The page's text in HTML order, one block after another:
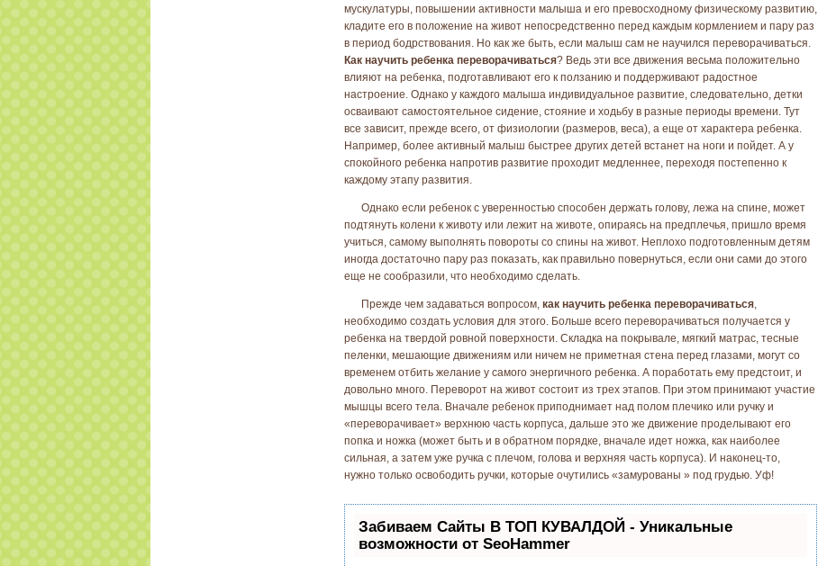
мускулатуры, повышении активности малыша и его превосходному физическому развитию,
кладите его в положение на живот непосредственно перед каждым кормлением и пару раз
в период бодрствования. Но как же быть, если малыш сам не научился переворачиваться.
Как научить ребенка переворачиваться? Ведь эти все движения весьма положительно
влияют на ребенка, подготавливают его к ползанию и поддерживают радостное
настроение. Однако у каждого малыша индивидуальное развитие, следовательно, детки
осваивают самостоятельное сидение, стояние и ходьбу в разные периоды времени. Тут
все зависит, прежде всего, от физиологии (размеров, веса), а еще от характера ребенка.
Например, более активный малыш быстрее других детей встанет на ноги и пойдет. А у
спокойного ребенка напротив развитие проходит медленнее, переходя постепенно к
каждому этапу развития.
Однако если ребенок с уверенностью способен держать голову, лежа на спине, может
подтянуть колени к животу или лежит на животе, опираясь на предплечья, пришло время
учиться, самому выполнять повороты со спины на живот. Неплохо подготовленным детям
иногда достаточно пару раз показать, как правильно повернуться, если они сами до этого
еще не сообразили, что необходимо сделать.
Прежде чем задаваться вопросом,как научить ребенка переворачиваться,
необходимо создать условия для этого. Больше всего переворачиваться получается у
ребенка на твердой ровной поверхности. Складка на покрывале, мягкий матрас, тесные
пеленки, мешающие движениям или ничем не приметная стена перед глазами, могут со
временем отбить желание у самого энергичного ребенка. А поработать ему предстоит, и
довольно много. Переворот на живот состоит из трех этапов. При этом принимают участие
мышцы всего тела. Вначале ребенок приподнимает над полом плечико или ручку и
«переворачивает» верхнюю часть корпуса, дальше это же движение проделывают его
попка и ножка (может быть и в обратном порядке, вначале идет ножка, как наиболее
сильная, а затем уже ручка с плечом, голова и верхняя часть корпуса). И наконец-то,
нужно только освободить ручки, которые очутились «замурованы » под грудью. Уф!
Забиваем Сайты В ТОП КУВАЛДОЙ - Уникальные
возможности от SeoHammer